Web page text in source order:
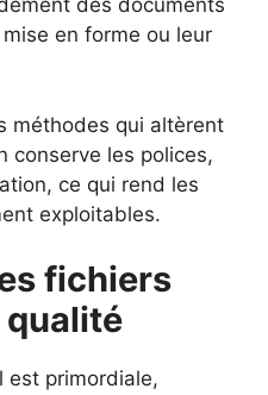
des documents
en forme ou leur
méthodes qui altèrent
conserve les polices,
ce qui rend les
exploitables.
fichiers
qualité
est primordiale,